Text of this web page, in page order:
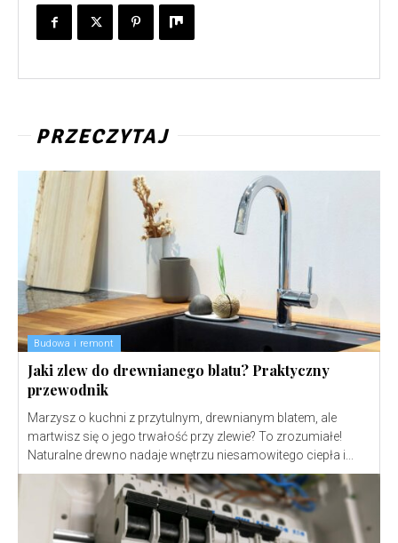
PRZECZYTAJ
Budowa i remont
Jaki zlew do drewnianego blatu? Praktyczny
przewodnik
Marzysz o kuchni z przytulnym, drewnianym blatem, ale
martwisz się o jego trwałość przy zlewie? To zrozumiałe!
Naturalne drewno nadaje wnętrzu niesamowitego ciepła i...